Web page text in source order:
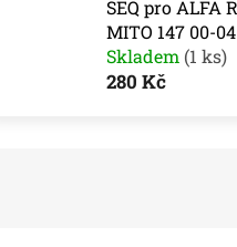
SEQ pro ALFA
MITO 147 00-
Skladem (1 ks)
280 Kč